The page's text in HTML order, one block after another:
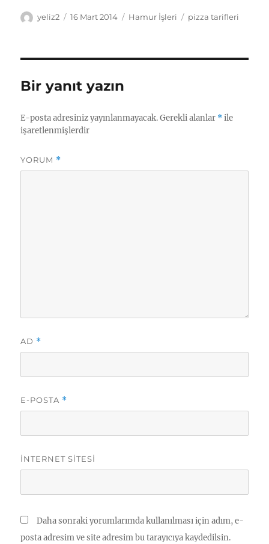
Yazar
yeliz2
Yayın
16 Mart 2014 Kategoriler
Hamur İşleri Etiketler
pizza tarifleri
Bir yanıt yazın
E-posta adresiniz yayınlanmayacak. Gerekli alanlar *ile
işaretlenmişlerdir
YORUM *
AD *
E-POSTA *
İNTERNET SITESI
Daha sonraki yorumlarımda kullanılması için adım, e-
posta adresim ve site adresim bu tarayıcıya kaydedilsin.